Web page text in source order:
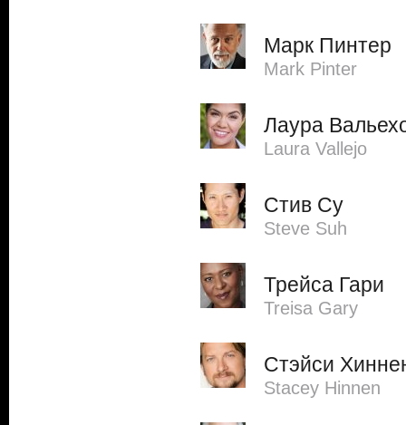
Марк Пинтер
Mark Pinter
Лаура
Laura Vallejo
Стив Су
Steve Suh
Трейса Гари
Treisa Gary
Стэйси
Stacey Hinnen